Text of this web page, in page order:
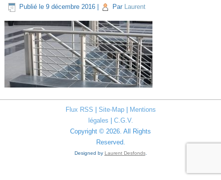
Publié le 9 décembre 2016 Par Laurent
Flux RSS Site-Map|
Mentions
légales
C.G.V.
Copyright © 2026. All Rights
Reserved.
Designed by Laurent Desfonds.